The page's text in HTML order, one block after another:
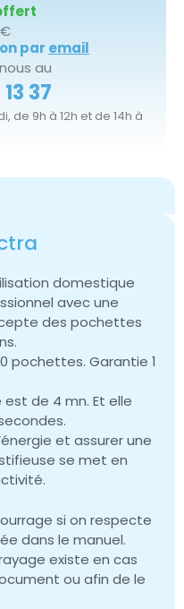
par email
au
37
de 9h à 12h et de 14h à
domestique
avec une
des pochettes
pochettes. Garantie 1
de 4 mn. Et elle
et assurer une
se met en
si on respecte
dans le manuel.
existe en cas
ou afin de le